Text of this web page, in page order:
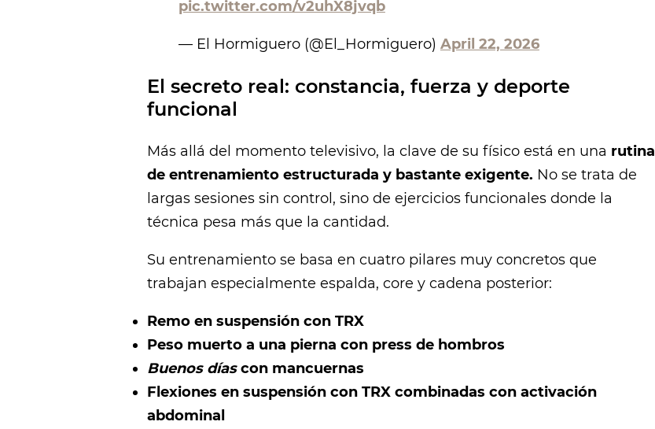
pic.twitter.com/v2uhX8jvqb
— El Hormiguero (@El_Hormiguero) April 22, 2026
El secreto real: constancia, fuerza y deporte
funcional
Más allá del momento televisivo, la clave de su físico está en una rutina
de entrenamiento estructurada y bastante exigente. No se trata de
largas sesiones sin control, sino de ejercicios funcionales donde la
técnica pesa más que la cantidad.
Su entrenamiento se basa en cuatro pilares muy concretos que
trabajan especialmente espalda, core y cadena posterior:
Remo en suspensión con TRX
Peso muerto a una pierna con press de hombros
Buenos díascon mancuernas
Flexiones en suspensión con TRX combinadas con activación
abdominal